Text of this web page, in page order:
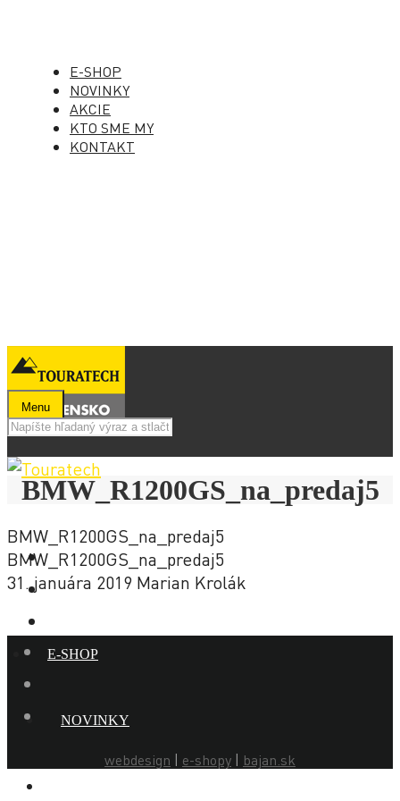
E-SHOP
NOVINKY
AKCIE
KTO SME MY
KONTAKT
Menu
E-SHOP
NOVINKY
BMW_R1200GS_na_predaj5
BMW_R1200GS_na_predaj5
BMW_R1200GS_na_predaj5
31. januára 2019 Marian Krolák
webdesign | e-shopy | bajan.sk